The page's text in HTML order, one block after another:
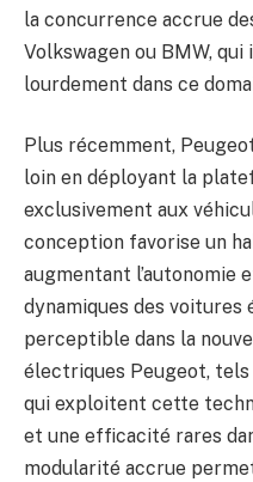
la concurrence accrue
Volkswagen ou BMW,
lourdement dans ce
Plus récemment,
loin en déployant la
exclusivement aux
conception favorise un
augmentant l’autonomie
dynamiques des
perceptible dans la
électriques Peugeot,
qui exploitent cette
et une efficacité rares
modularité accrue